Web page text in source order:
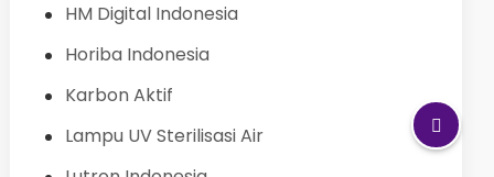
HM Digital Indonesia
Horiba Indonesia
Karbon Aktif
Lampu UV Sterilisasi Air